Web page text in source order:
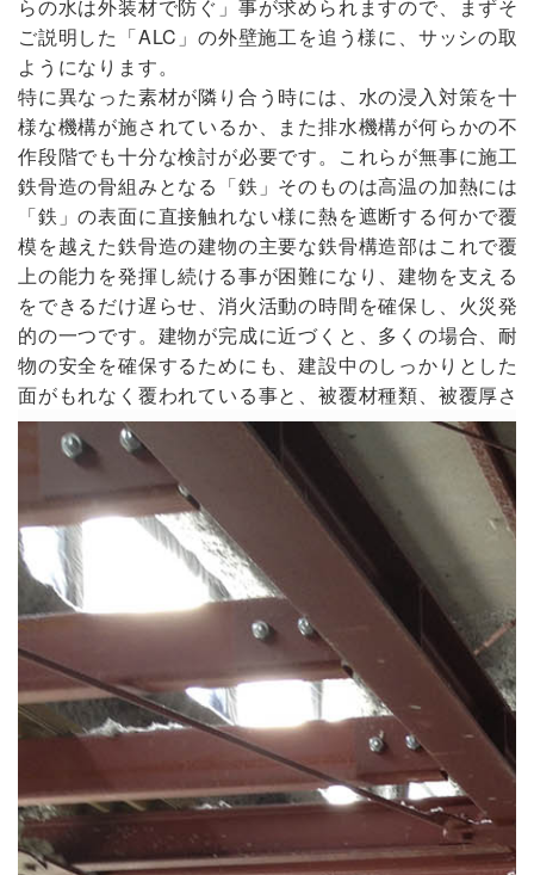
らの水は外装材で防ぐ」事が求められますので、まず
ご説明した「ALC」の外壁施工を追う様に、サッシの
ようになります。
特に異なった素材が隣り合う時には、水の浸入対策を
様な機構が施されているか、また排水機構が何らかの
作段階でも十分な検討が必要です。これらが無事に施
鉄骨造の骨組みとなる「鉄」そのものは高温の加熱に
「鉄」の表面に直接触れない様に熱を遮断する何かで
模を越えた鉄骨造の建物の主要な鉄骨構造部はこれで
上の能力を発揮し続ける事が困難になり、建物を支え
をできるだけ遅らせ、消火活動の時間を確保し、火災
的の一つです。建物が完成に近づくと、多くの場合、
物の安全を確保するためにも、建設中のしっかりとし
面がもれなく覆われている事と、被覆材種類、被覆厚